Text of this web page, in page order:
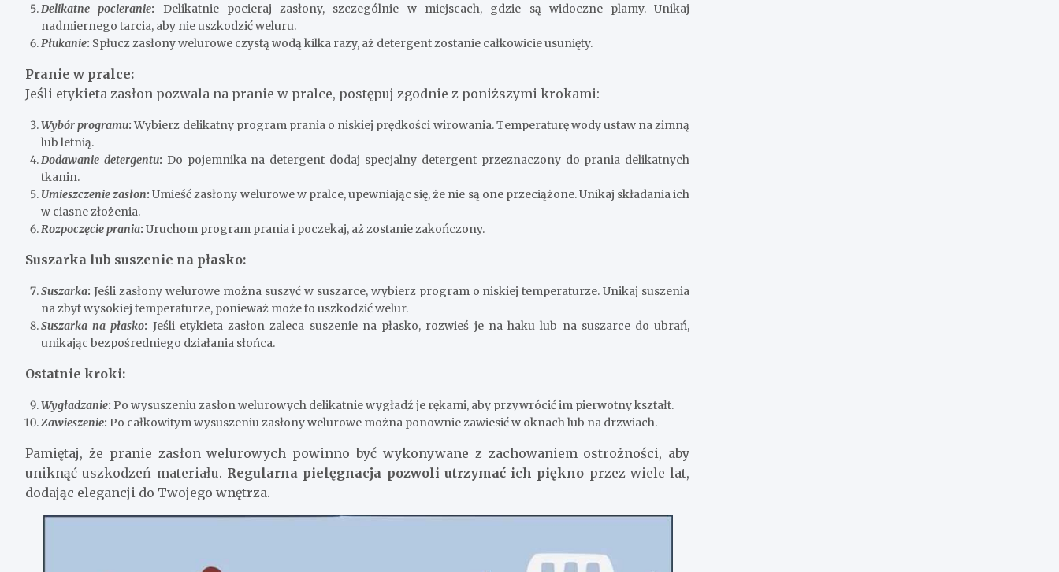
Delikatne pocieranie: Delikatnie pocieraj zasłony, szczególnie w miejscach, gdzie są widoczne plamy. Unikaj
nadmiernego tarcia, aby nie uszkodzić weluru.
Płukanie: Spłucz zasłony welurowe czystą wodą kilka razy, aż detergent zostanie całkowicie usunięty.
Pranie w pralce:
Jeśli etykieta zasłon pozwala na pranie w pralce, postępuj zgodnie z poniższymi krokami:
Wybór programu:Wybierz delikatny program prania o niskiej prędkości wirowania. Temperaturę wody ustaw na zimną
lub letnią.
Dodawanie detergentu: Do pojemnika na detergent dodaj specjalny detergent przeznaczony do prania delikatnych
tkanin.
Umieszczenie zasłon: Umieść zasłony welurowe w pralce, upewniając się, że nie są one przeciążone. Unikaj składania ich
w ciasne złożenia.
Rozpoczęcie prania: Uruchom program prania i poczekaj, aż zostanie zakończony.
Suszarka lub suszenie na płasko:
Suszarka: Jeśli zasłony welurowe można suszyć w suszarce, wybierz program o niskiej temperaturze. Unikaj suszenia
na zbyt wysokiej temperaturze, ponieważ może to uszkodzić welur.
Suszarka na płasko: Jeśli etykieta zasłon zaleca suszenie na płasko, rozwieś je na haku lub na suszarce do ubrań,
unikając bezpośredniego działania słońca.
Ostatnie kroki:
Wygładzanie: Po wysuszeniu zasłon welurowych delikatnie wygładź je rękami, aby przywrócić im pierwotny kształt.
Zawieszenie: Po całkowitym wysuszeniu zasłony welurowe można ponownie zawiesić w oknach lub na drzwiach.
Pamiętaj, że pranie zasłon welurowych powinno być wykonywane z zachowaniem ostrożności, aby
uniknąć uszkodzeń materiału. Regularna pielęgnacja pozwoli utrzymać ich piękno przez wiele lat,
dodając elegancji do Twojego wnętrza.